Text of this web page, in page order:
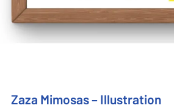
Zaza Mimosas – Illustration